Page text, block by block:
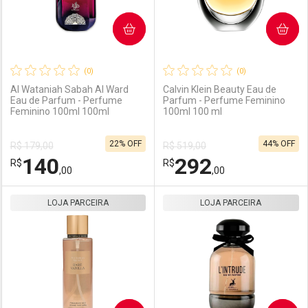
Comprar sem Desconto
Por R$ 194,00/cada
Comprar sem Desconto
Por R$ 194,00/cada
Comprar sem Desconto
Por R$ 163,00/cada
Comprar sem Desconto
Por R$ 163,00/cada
(0)
Al Wataniah Sabah Al Ward
Eau de Parfum - Perfume
Feminino 100ml 100ml
R$ 179,00
R$140,00
22% OFF
COMPRAR
Laboratório
Por Menos
(0)
Calvin Klein Beauty Eau de
Parfum - Perfume Feminino
100ml 100 ml
R$ 519,00
R$292,00
44% OFF
COMPRAR
Laboratório
Por Menos
LOJA PARCEIRA LOJA PARCEIRA